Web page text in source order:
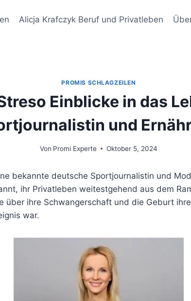
Alicja Krafczyk Beruf und Privatleben
PROMIS SCHLAGZEILEN
Einblicke in das
und
Von Promi Experte Oktober 5, 2024
bekannte deutsche Sportjournalistin und
ihr Privatleben weitestgehend aus dem
über ihre Schwangerschaft und die Geburt
war.